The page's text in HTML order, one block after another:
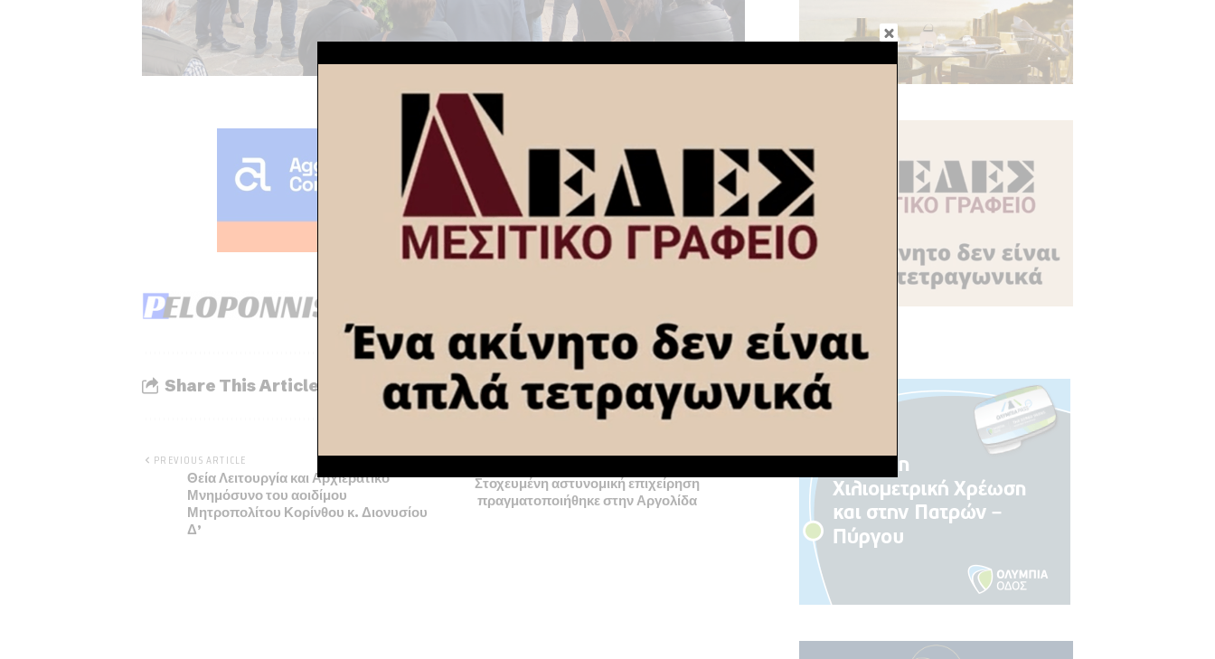
Share This Article
PREVIOUS ARTICLE
Θεία Λειτουργία και Αρχιερατικό
Μνημόσυνο του αοιδίμου
Μητροπολίτου Κορίνθου κ. Διονυσίου
Δ’
NEXT ARTICLE
Στοχευμένη αστυνομική επιχείρηση
πραγματοποιήθηκε στην Αργολίδα